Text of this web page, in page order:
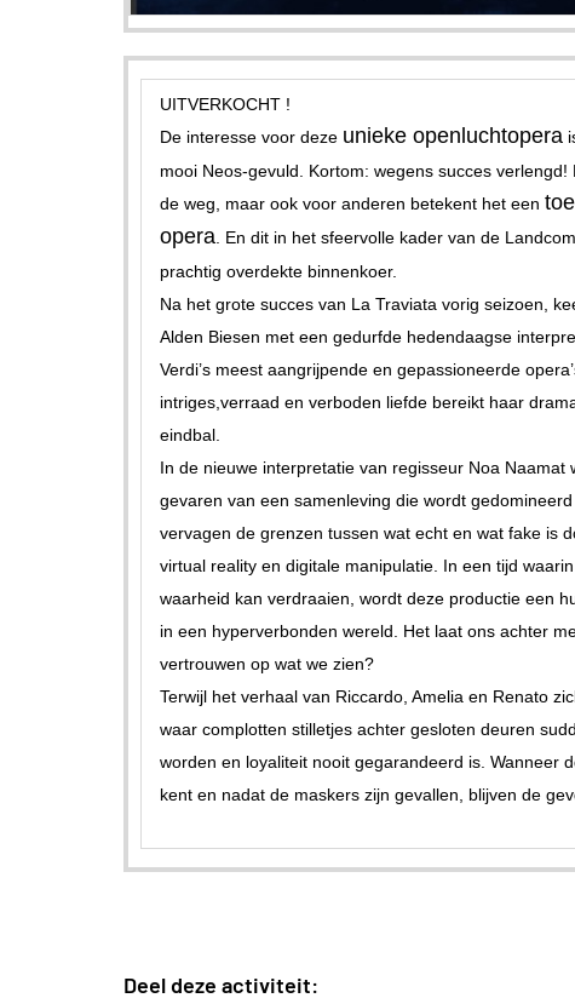
UITVERKOCHT !
De interesse voor deze unieke openluchtopera
mooi Neos-gevuld. Kortom: wegens succes
de weg, maar ook voor anderen betekent het een
opera. En dit in het sfeervolle kader van de
prachtig overdekte binnenkoer.
Na het grote succes van La Traviata vorig seizoen,
Alden Biesen met een gedurfde hedendaagse
Verdi’s meest aangrijpende en gepassioneerde
intriges,verraad en verboden liefde bereikt haar
eindbal.
In de nieuwe interpretatie van regisseur Noa
gevaren van een samenleving die wordt
vervagen de grenzen tussen wat echt en wat fake is
virtual reality en digitale manipulatie. In een tijd
waarheid kan verdraaien, wordt deze productie een
in een hyperverbonden wereld. Het laat ons achter
vertrouwen op wat we zien?
Terwijl het verhaal van Riccardo, Amelia en Renato
waar complotten stilletjes achter gesloten deuren
worden en loyaliteit nooit gegarandeerd is. Wanneer
kent en nadat de maskers zijn gevallen, blijven de
Deel deze activiteit: